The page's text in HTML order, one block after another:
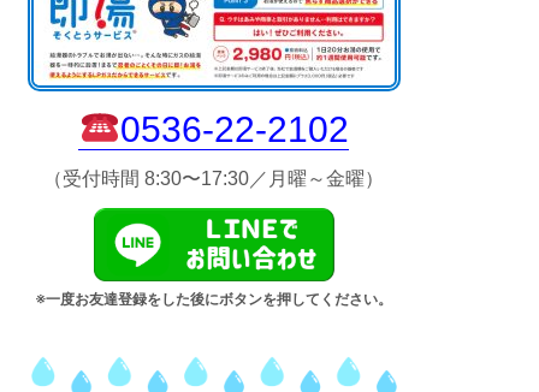
0536-22-2102
（受付時間 8:30〜17:30／月曜～金曜）
※一度お友達登録をした後にボタンを押してください。